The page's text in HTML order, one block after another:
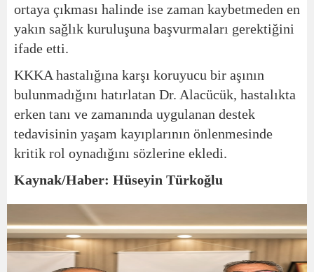
ortaya çıkması halinde ise zaman kaybetmeden en
yakın sağlık kuruluşuna başvurmaları gerektiğini
ifade etti.
KKKA hastalığına karşı koruyucu bir aşının
bulunmadığını hatırlatan Dr. Alacücük, hastalıkta
erken tanı ve zamanında uygulanan destek
tedavisinin yaşam kayıplarının önlenmesinde
kritik rol oynadığını sözlerine ekledi.
Kaynak/Haber: Hüseyin Türkoğlu